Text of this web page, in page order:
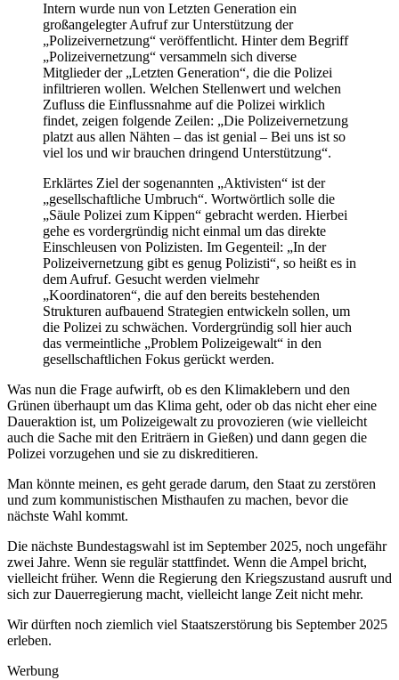
Intern wurde nun von Letzten Generation ein
großangelegter Aufruf zur Unterstützung der
„Polizeivernetzung“ veröffentlicht. Hinter dem Begriff
„Polizeivernetzung“ versammeln sich diverse
Mitglieder der „Letzten Generation“, die die Polizei
infiltrieren wollen. Welchen Stellenwert und welchen
Zufluss die Einflussnahme auf die Polizei wirklich
findet, zeigen folgende Zeilen: „Die Polizeivernetzung
platzt aus allen Nähten – das ist genial – Bei uns ist so
viel los und wir brauchen dringend Unterstützung“.
Erklärtes Ziel der sogenannten „Aktivisten“ ist der
„gesellschaftliche Umbruch“. Wortwörtlich solle die
„Säule Polizei zum Kippen“ gebracht werden. Hierbei
gehe es vordergründig nicht einmal um das direkte
Einschleusen von Polizisten. Im Gegenteil: „In der
Polizeivernetzung gibt es genug Polizisti“, so heißt es in
dem Aufruf. Gesucht werden vielmehr
„Koordinatoren“, die auf den bereits bestehenden
Strukturen aufbauend Strategien entwickeln sollen, um
die Polizei zu schwächen. Vordergründig soll hier auch
das vermeintliche „Problem Polizeigewalt“ in den
gesellschaftlichen Fokus gerückt werden.
Was nun die Frage aufwirft, ob es den Klimaklebern und den
Grünen überhaupt um das Klima geht, oder ob das nicht eher eine
Daueraktion ist, um Polizeigewalt zu provozieren (wie vielleicht
auch die Sache mit den Eriträern in Gießen) und dann gegen die
Polizei vorzugehen und sie zu diskreditieren.
Man könnte meinen, es geht gerade darum, den Staat zu zerstören
und zum kommunistischen Misthaufen zu machen, bevor die
nächste Wahl kommt.
Die nächste Bundestagswahl ist im September 2025, noch ungefähr
zwei Jahre. Wenn sie regulär stattfindet. Wenn die Ampel bricht,
vielleicht früher. Wenn die Regierung den Kriegszustand ausruft und
sich zur Dauerregierung macht, vielleicht lange Zeit nicht mehr.
Wir dürften noch ziemlich viel Staatszerstörung bis September 2025
erleben.
Werbung